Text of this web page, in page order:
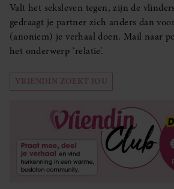
Valt het seksleven tegen, zijn de
gedraagt je partner zich anders dan
(anoniem) je verhaal doen. Mail naar
het onderwerp ‘relatie’.
VRIENDIN ZOEKT JOU